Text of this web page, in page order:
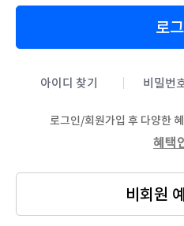
로
아이디 찾기 비밀번
로그인/회원가입 후 다양한
혜택
비회원